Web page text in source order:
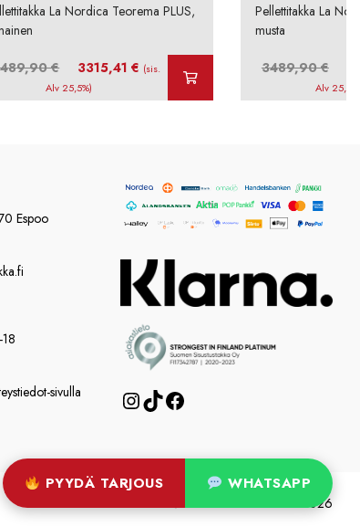
La Nordica Teorema PLUS,
€
Alkuperäinen
hinta
oli:
3315,41€ Nykyinen
on:
(sis.
Alv 25,5%)
Pellettitakka La
musta
3489,90€
hinta
oli:
Alv
Espoo
sivulla
Instagram
TikTok
© Suomen Sisustustakka 2026
PYYDÄ TARJOUS WHATSAPP